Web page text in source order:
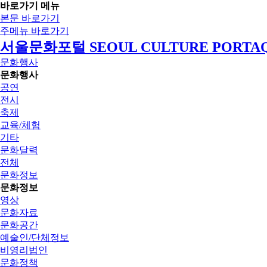
바로가기 메뉴
본문 바로가기
주메뉴 바로가기
서울문화포털 SEOUL CULTURE
문화행사
문화행사
공연
전시
축제
교육/체험
기타
문화달력
전체
문화정보
문화정보
영상
문화자료
문화공간
예술인/단체정보
비영리법인
문화정책